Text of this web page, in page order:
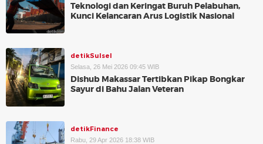
Teknologi dan Keringat Buruh Pelabuhan,
Kunci Kelancaran Arus Logistik Nasional
detikSulsel
Selasa, 26 Mei 2026 09:45 WIB
Dishub Makassar Tertibkan Pikap Bongkar
Sayur di Bahu Jalan Veteran
detikFinance
Rabu, 29 Apr 2026 18:38 WIB